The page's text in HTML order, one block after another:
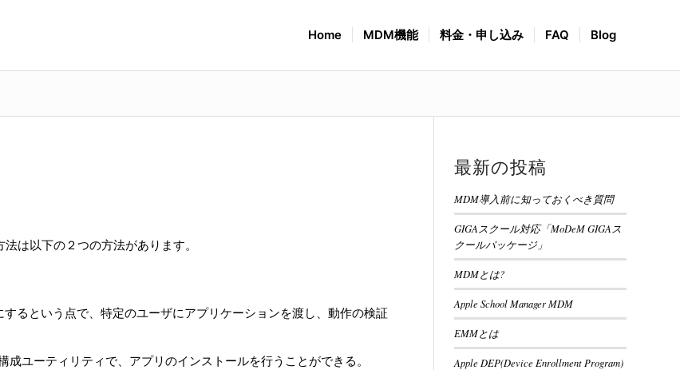
Home MDM機能 料金・申し込み FAQ Blog
は以下の２つの方法があります。
るという点で、特定のユーザにアプリケーションを渡し、動作の検証
ユーティリティで、アプリのインストールを行うことができる。
最新の投稿
MDM導入前に知っておくべき質問
GIGAスクール対応「MoDeM GIGAス
クールパッケージ」
MDMとは?
Apple School Manager MDM
EMMとは
Apple DEP(Device Enrollment Program)